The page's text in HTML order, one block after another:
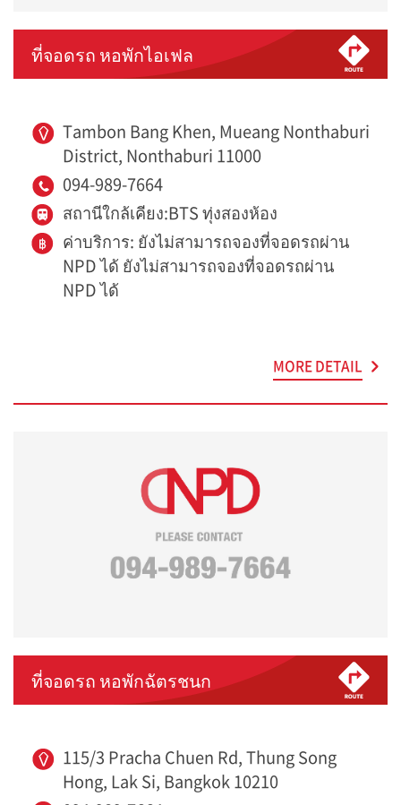
ที่จอดรถ หอพักไอเฟล
Tambon Bang Khen, Mueang Nonthaburi
District, Nonthaburi 11000
094-989-7664
สถานีใกล้เคียง:BTS ทุ่งสองห้อง
ค่าบริการ: ยังไม่สามารถจองที่จอดรถผ่าน
NPD ได้ ยังไม่สามารถจองที่จอดรถผ่าน
NPD ได้
MORE DETAIL
ที่จอดรถ หอพักฉัตรชนก
115/3 Pracha Chuen Rd, Thung Song
Hong, Lak Si, Bangkok 10210